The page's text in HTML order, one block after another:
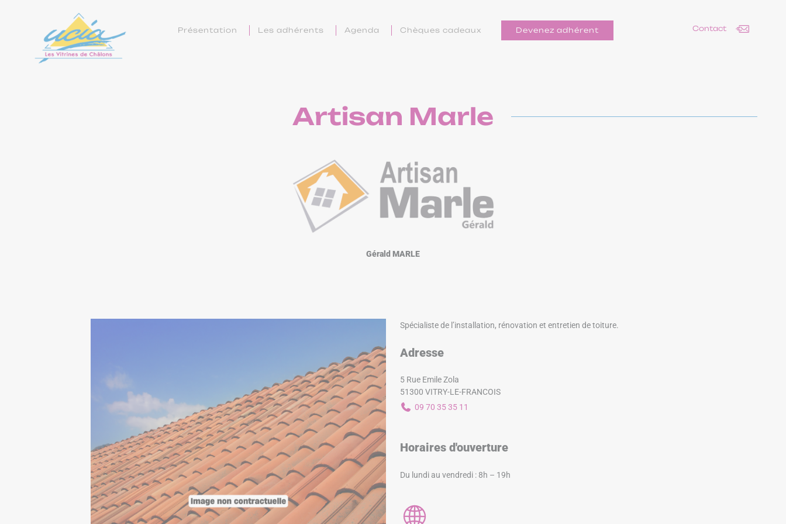
Présentation Les adhérents Agenda Chèques cadeaux Devenez adhérent Contact
Artisan Marle
Gérald MARLE
Spécialiste de l’installation, rénovation et entretien de toiture.
Adresse
5 Rue Emile Zola
51300 VITRY-LE-FRANCOIS
09 70 35 35 11
Horaires d'ouverture
Du lundi au vendredi : 8h – 19h